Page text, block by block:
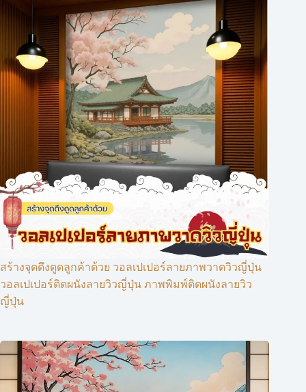
สร้างจุดดึงดูดลูกค้าด้วย วอลเปเปอร์ลายภาพวาดวิวญี่ปุ่น
วอลเปเปอร์ติดผนังลายวิวญี่ปุ่น ภาพพิมพ์ติดผนังลายวิว
ญี่ปุ่น